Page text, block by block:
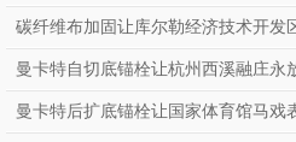
碳纤维布加固让库尔勒经济技术开发
曼卡特自切底锚栓让杭州西溪融庄永
曼卡特后扩底锚栓让国家体育馆马戏